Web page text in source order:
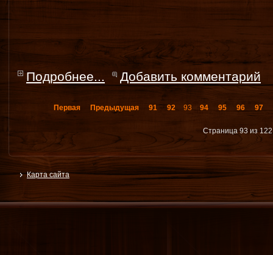
Подробнее... Добавить комментарий
Первая Предыдущая 91 92 93 94 95 96 97
Страница 93 из 122
Карта сайта